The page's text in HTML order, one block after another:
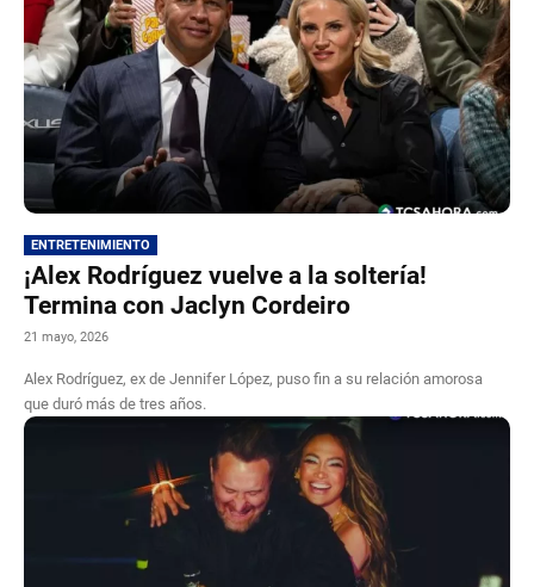
ENTRETENIMIENTO
¡Alex Rodríguez vuelve a la soltería!
Termina con Jaclyn Cordeiro
21 mayo, 2026
Alex Rodríguez, ex de Jennifer López, puso fin a su relación amorosa
que duró más de tres años.